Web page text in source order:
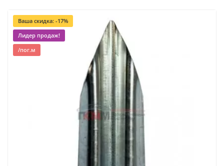
Ваша скидка: -17%
Лидер продаж!
/пог.м